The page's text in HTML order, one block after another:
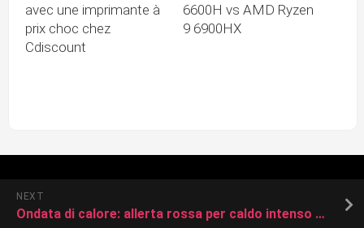
avec une imprimante à
prix choc chez
Cdiscount
6600H vs AMD Ryzen
9 6900HX
NEXT
Ondata di calore: allerta rossa per caldo intenso a Bari fino a domenica 1 settembre,